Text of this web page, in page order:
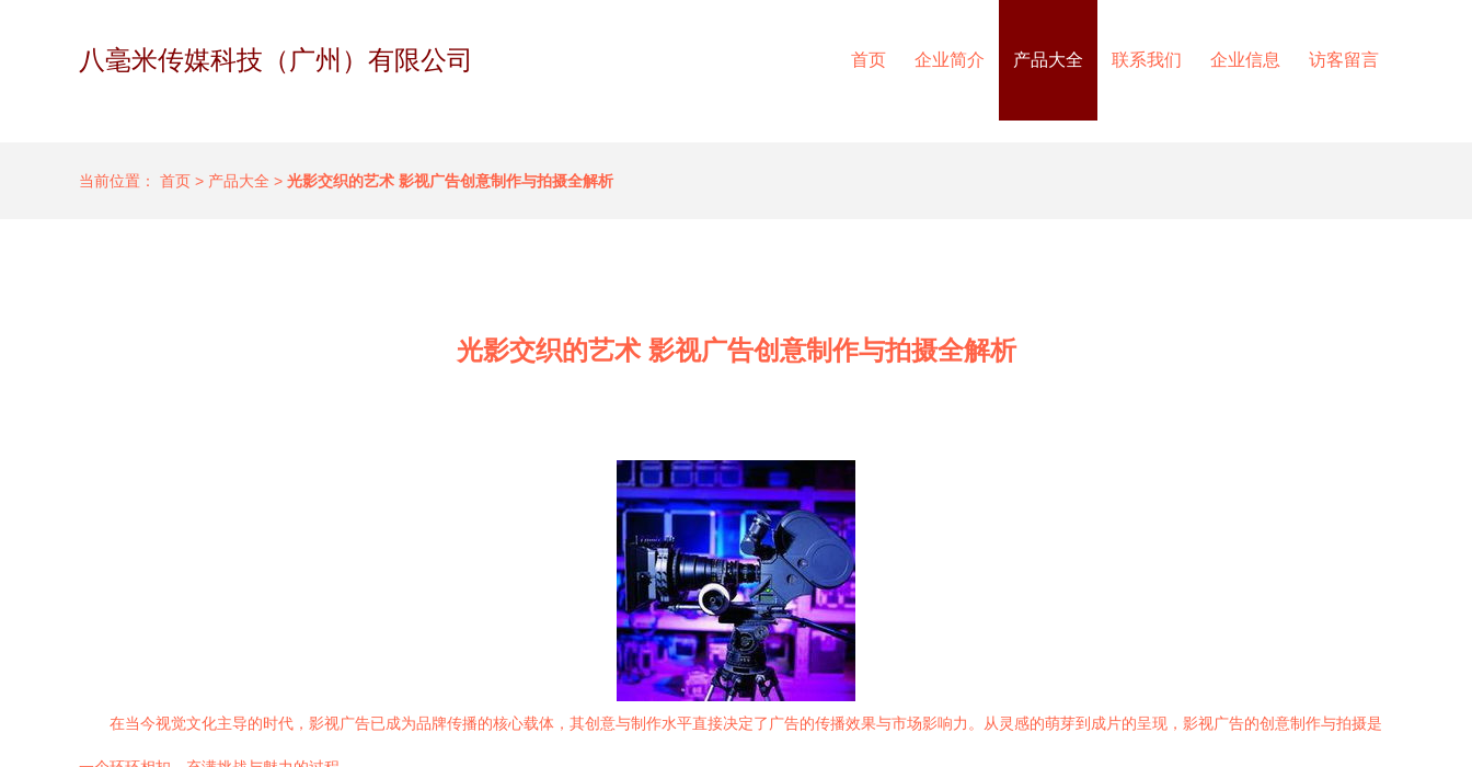
八毫米传媒科技（广州）有限公司 首页 企业简介 产品大全 联系我们 企业信息 访客留言
当前位置： 首页 > 产品大全 > 光影交织的艺术 影视广告创意制作与拍摄全解析
光影交织的艺术 影视广告创意制作与拍摄全解析
在当今视觉文化主导的时代，影视广告已成为品牌传播的核心载体，其创意与制作水平直接决定了广告的传播效果与市场影响力。从灵感的萌芽到成片的呈现，影视广告的创意制作与拍摄是